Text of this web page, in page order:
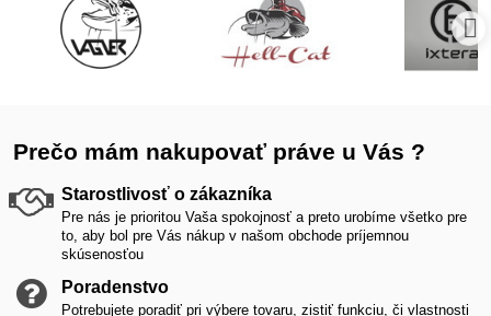
Prečo mám nakupovať práve u Vás ?
Starostlivosť o zákazníka
Pre nás je prioritou Vaša spokojnosť a preto urobíme všetko pre
to, aby bol pre Vás nákup v našom obchode príjemnou
skúsenosťou
Poradenstvo
Potrebujete poradiť pri výbere tovaru, zistiť funkciu, či vlastnosti